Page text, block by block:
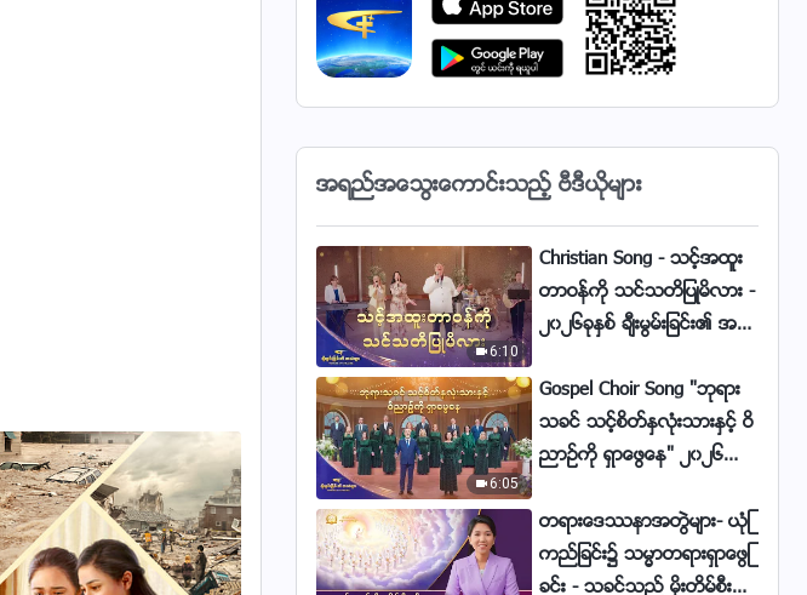
Never Changes
4:06
Myanmar Christian Song
(ဘုရား၏စကားသည် ထာဝရ
အမှန်တရား) Myanmar Lyrics
အရည္အေသြးေကာင္းသည့္ ဗီဒီယိုမ်ား
6:10
Christian Song - သင့္အထူး
တာဝန္ကို သင္သတိျပဳမိလား -
၂၀၂၆ခုႏွစ္ ခ်ီးမြမ္းျခင္း၏ အသံ
6:05
Gospel Choir Song "ဘုရား
သခင္ သင့္စိတ္ႏွလုံးသားႏွင့္ ဝိ
ညာဥ္ကို ရွာေဖြေန" ၂၀၂၆ခုႏွစ္
တရားေဒႆနာအတြဲမ်ား- ယုံၾ
ကည္ျခင္း၌ သမၼာတရားရွာေဖြျ
ခင္း - သခင္သည္ မိုးတိမ္စီး၍